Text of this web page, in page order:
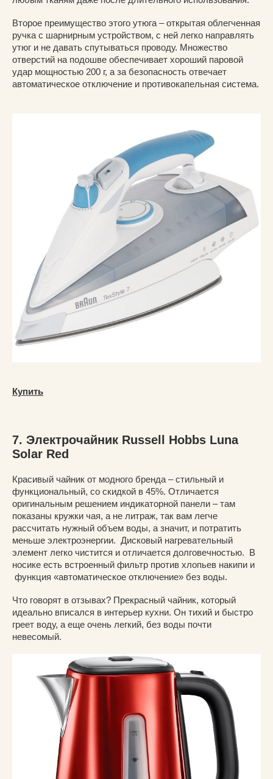
Второе преимущество этого утюга – открытая облегченная
ручка с шарнирным устройством, с ней легко направлять
утюг и не давать спутываться проводу. Множество
отверстий на подошве обеспечивает хороший паровой
удар мощностью 200 г, а за безопасность отвечает
автоматическое отключение и противокапельная система.
Купить
7. Электрочайник Russell Hobbs Luna
Solar Red
Красивый чайник от модного бренда – стильный и
функциональный, со скидкой в 45%. Отличается
оригинальным решением индикаторной панели – там
показаны кружки чая, а не литраж, так вам легче
рассчитать нужный объем воды, а значит, и потратить
меньше электроэнергии. Дисковый нагревательный
элемент легко чистится и отличается долговечностью. В
носике есть встроенный фильтр против хлопьев накипи и
функция «автоматическое отключение» без воды.
Что говорят в отзывах? Прекрасный чайник, который
идеально вписался в интерьер кухни. Он тихий и быстро
греет воду, а еще очень легкий, без воды почти
невесомый.